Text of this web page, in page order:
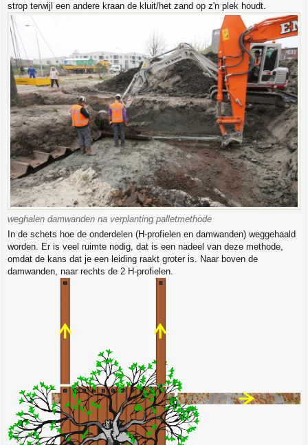
strop terwijl een andere kraan de kluit/het zand op z'n plek houdt.
weghalen damwanden na verplanting palletmethode
In de schets hoe de onderdelen (H-profielen en damwanden) weggehaald
worden. Er is veel ruimte nodig, dat is een nadeel van deze methode,
omdat de kans dat je een leiding raakt groter is. Naar boven de
damwanden, naar rechts de 2 H-profielen.